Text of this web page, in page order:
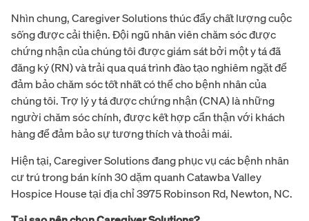
Nhìn chung, Caregiver Solutions thúc đẩy chất lượng cuộc
sống được cải thiện. Đội ngũ nhân viên chăm sóc được
chứng nhận của chúng tôi được giám sát bởi một y tá đã
đăng ký (RN) và trải qua quá trình đào tạo nghiêm ngặt để
đảm bảo chăm sóc tốt nhất có thể cho bệnh nhân của
chúng tôi. Trợ lý y tá được chứng nhận (CNA) là những
người chăm sóc chính, được kết hợp cẩn thận với khách
hàng để đảm bảo sự tương thích và thoải mái.
Hiện tại, Caregiver Solutions đang phục vụ các bệnh nhân
cư trú trong bán kính 30 dặm quanh Catawba Valley
Hospice House tại địa chỉ 3975 Robinson Rd, Newton, NC.